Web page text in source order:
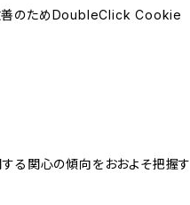
改善のためDoubleClick Cookie
る関心の傾向をおおよそ把握す